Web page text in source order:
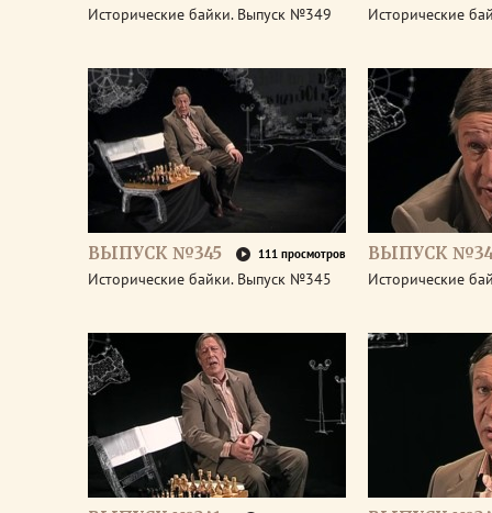
Исторические байки. Выпуск №349 Исторические
ВЫПУСК №345 111 просмотров
Исторические байки. Выпуск №345
ВЫПУСК
Исторические